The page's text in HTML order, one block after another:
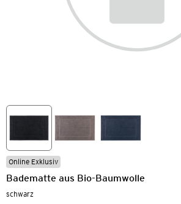
Online Exklusiv
Badematte aus Bio-Baumwolle
schwarz